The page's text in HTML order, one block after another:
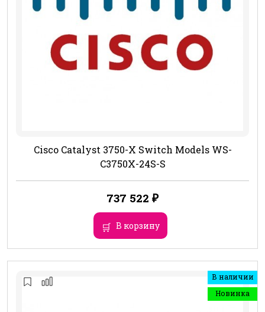
Cisco Catalyst 3750-X Switch Models WS-
C3750X-24S-S
737 522 ₽
В корзину
В наличии
Новинка